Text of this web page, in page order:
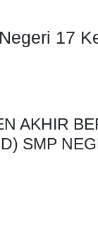
17
AKHIR
SMP